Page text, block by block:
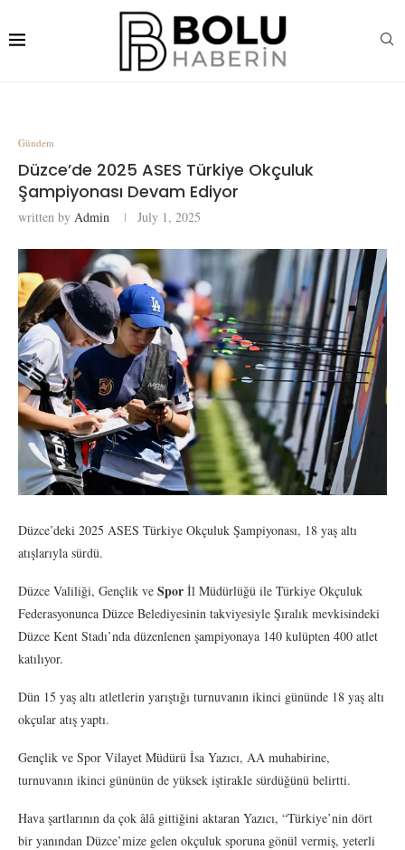
Gündem
Düzce’de 2025 ASES Türkiye Okçuluk
Şampiyonası Devam Ediyor
written by Admin July 1, 2025
Düzce’deki 2025 ASES Türkiye Okçuluk Şampiyonası, 18 yaş altı
atışlarıyla sürdü.
Düzce Valiliği, Gençlik ve Spor İl Müdürlüğü ile Türkiye Okçuluk
Federasyonunca Düzce Belediyesinin takviyesiyle Şıralık mevkisindeki
Düzce Kent Stadı’nda düzenlenen şampiyonaya 140 kulüpten 400 atlet
katılıyor.
Dün 15 yaş altı atletlerin yarıştığı turnuvanın ikinci gününde 18 yaş altı
okçular atış yaptı.
Gençlik ve Spor Vilayet Müdürü İsa Yazıcı, AA muhabirine,
turnuvanın ikinci gününün de yüksek iştirakle sürdüğünü belirtti.
Hava şartlarının da çok âlâ gittiğini aktaran Yazıcı, “Türkiye’nin dört
bir yanından Düzce’mize gelen okçuluk sporuna gönül vermiş, yeterli